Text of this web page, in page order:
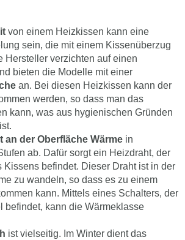
von einem Heizkissen kann eine
sein, die mit einem Kissenüberzug
Hersteller verzichten auf einen
bieten die Modelle mit einer
an. Bei diesen Heizkissen kann der
werden, so dass man das
kann, was aus hygienischen Gründen
an der Oberfläche Wärme in
ab. Dafür sorgt ein Heizdraht, der
Kissens befindet. Dieser Draht ist in der
zu wandeln, so dass es zu einem
kann. Mittels eines Schalters, der
befindet, kann die Wärmeklasse
ist vielseitig. Im Winter dient das